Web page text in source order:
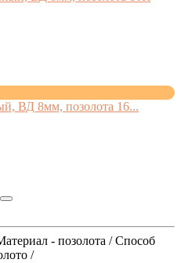
ВД 8мм, позолота 16...
- позолота / Способ
/